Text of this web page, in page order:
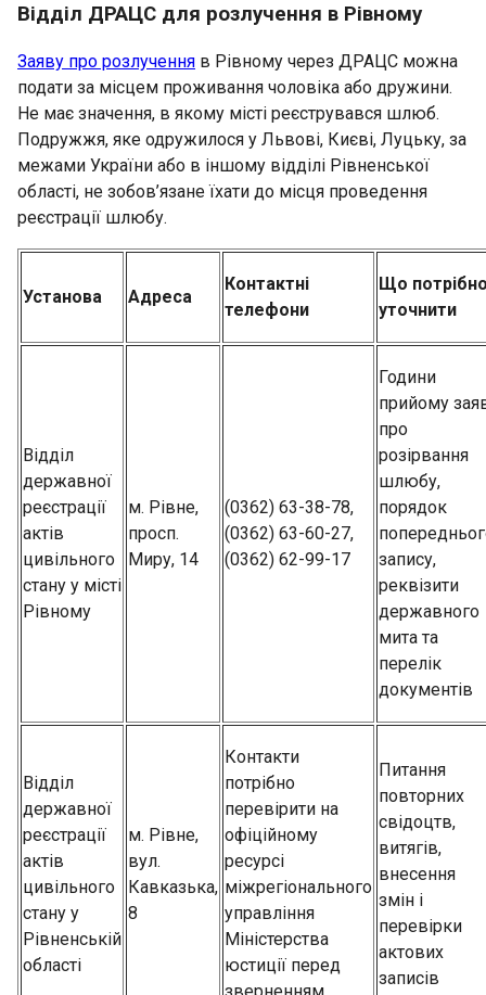
Відділ ДРАЦС для розлучення в Рівному
Заяву про розлучення в Рівному через ДРАЦС можна
подати за місцем проживання чоловіка або дружини.
Не має значення, в якому місті реєструвався шлюб.
Подружжя, яке одружилося у Львові, Києві, Луцьку, за
межами України або в іншому відділі Рівненської
області, не зобов’язане їхати до місця проведення
реєстрації шлюбу.
Установа Адреса
Контактні
телефони
Що
уточнити
Відділ
державної
реєстрації
актів
цивільного
стану у місті
Рівному
м. Рівне,
просп.
Миру, 14
(0362) 63-38-78,
(0362) 63-60-27,
(0362) 62-99-17
Години
прийому
про
розірвання
шлюбу,
порядок
запису,
реквізити
державного
мита та
перелік
документів
Відділ
державної
реєстрації
актів
цивільного
стану у
Рівненській
області
м. Рівне,
вул.
Кавказька,
8
Контакти
потрібно
перевірити на
офіційному
ресурсі
міжрегіонального
управління
Міністерства
юстиції перед
Питання
повторних
свідоцтв,
витягів,
внесення
змін і
перевірки
актових
записів